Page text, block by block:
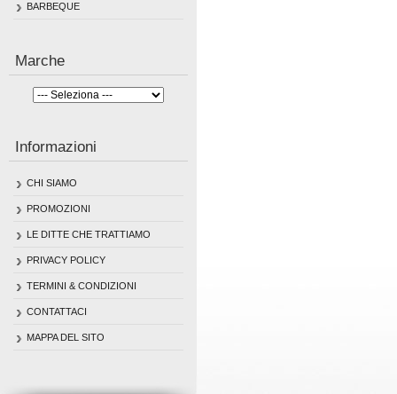
BARBEQUE
Marche
Informazioni
CHI SIAMO
PROMOZIONI
LE DITTE CHE TRATTIAMO
PRIVACY POLICY
TERMINI & CONDIZIONI
CONTATTACI
MAPPA DEL SITO